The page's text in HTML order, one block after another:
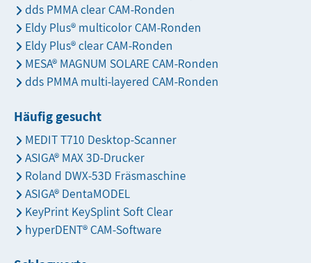
dds PMMA clear CAM-Ronden
Eldy Plus® multicolor CAM-Ronden
Eldy Plus® clear CAM-Ronden
MESA® MAGNUM SOLARE CAM-Ronden
dds PMMA multi-layered CAM-Ronden
Häufig gesucht
MEDIT T710 Desktop-Scanner
ASIGA® MAX 3D-Drucker
Roland DWX-53D Fräsmaschine
ASIGA® DentaMODEL
KeyPrint KeySplint Soft Clear
hyperDENT® CAM-Software